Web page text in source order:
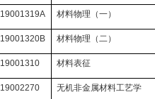
19001319A 材料物理（一）
19001320B 材料物理（二）
19001310 材料表征
19002270 无机非金属材料工艺学